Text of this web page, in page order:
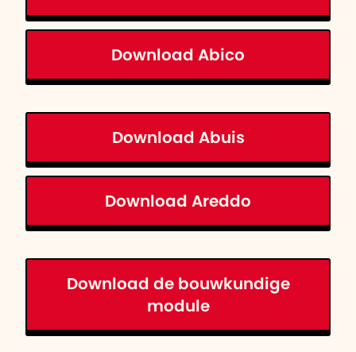
Download Abico
Download Abuis
Download Areddo
Download de bouwkundige
module